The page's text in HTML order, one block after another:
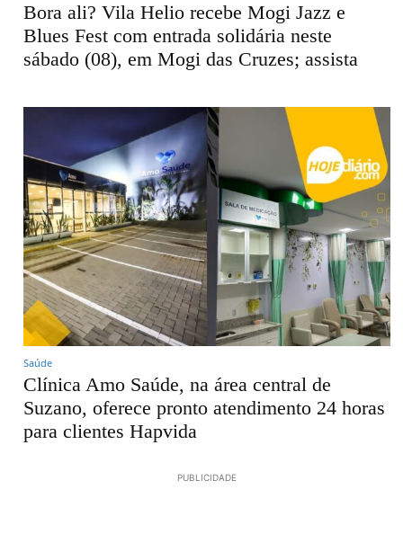
Bora ali? Vila Helio recebe Mogi Jazz e
Blues Fest com entrada solidária neste
sábado (08), em Mogi das Cruzes; assista
Saúde
Clínica Amo Saúde, na área central de
Suzano, oferece pronto atendimento 24 horas
para clientes Hapvida
PUBLICIDADE